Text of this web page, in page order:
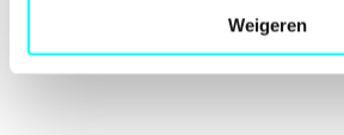
Weigeren